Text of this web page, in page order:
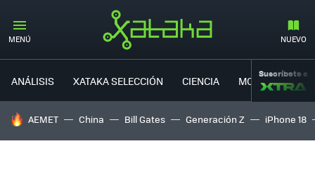
MENÚ NUEVO
ANÁLISIS XATAKA SELECCIÓN CIENCIA MOVILIDAD
Suscríbete a
HOY SE HABLA DE
AEMET China Bill Gates Generación Z iPhone 18